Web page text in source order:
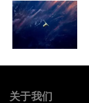
关于我们